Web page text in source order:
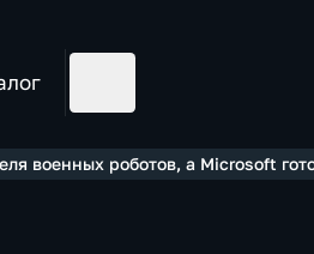
военных роботов, а Microsoft